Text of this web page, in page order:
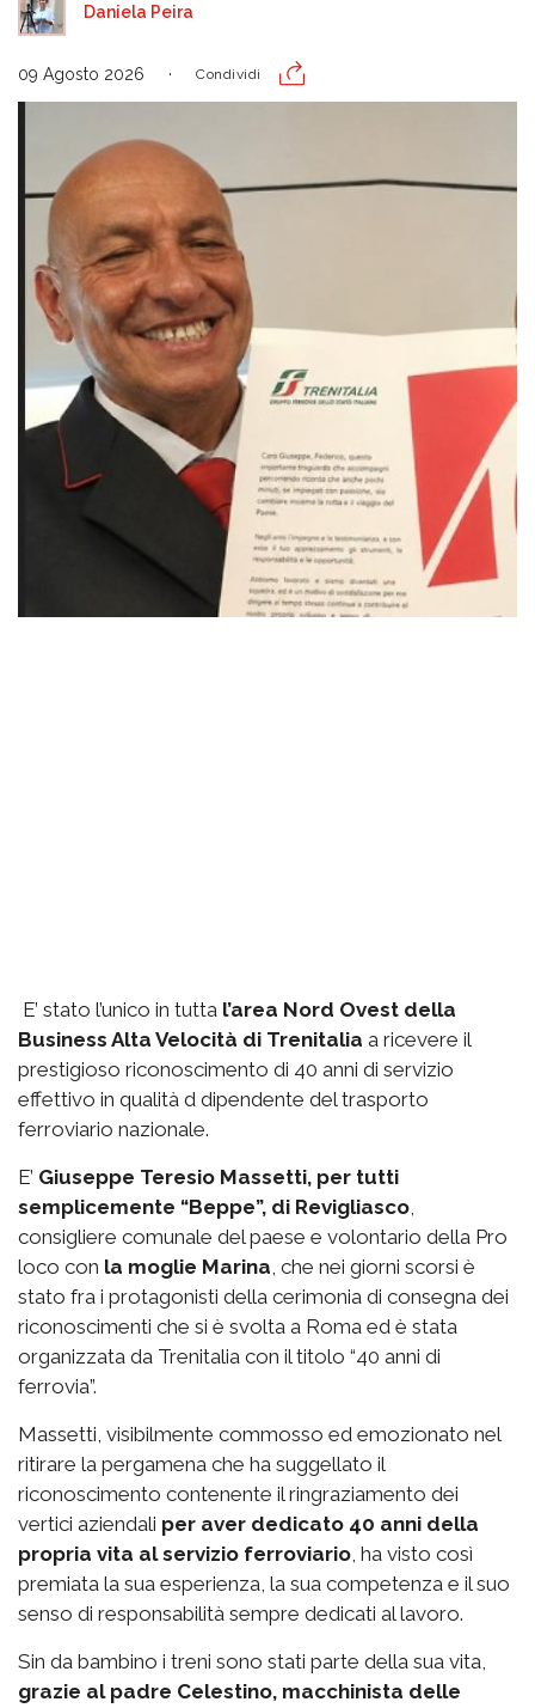
Daniela Peira
09 Agosto 2026 Condividi
E’ stato l’unico in tutta l’area Nord Ovest della
Business Alta Velocità di Trenitalia a ricevere il
prestigioso riconoscimento di 40 anni di servizio
effettivo in qualità d dipendente del trasporto
ferroviario nazionale.
E’ Giuseppe Teresio Massetti, per tutti
semplicemente “Beppe”, di Revigliasco,
consigliere comunale del paese e volontario della Pro
loco con la moglie Marina, che nei giorni scorsi è
stato fra i protagonisti della cerimonia di consegna dei
riconoscimenti che si è svolta a Roma ed è stata
organizzata da Trenitalia con il titolo “40 anni di
ferrovia”.
Massetti, visibilmente commosso ed emozionato nel
ritirare la pergamena che ha suggellato il
riconoscimento contenente il ringraziamento dei
vertici aziendali per aver dedicato 40 anni della
propria vita al servizio ferroviario, ha visto così
premiata la sua esperienza, la sua competenza e il suo
senso di responsabilità sempre dedicati al lavoro.
Sin da bambino i treni sono stati parte della sua vita,
grazie al padre Celestino, macchinista delle